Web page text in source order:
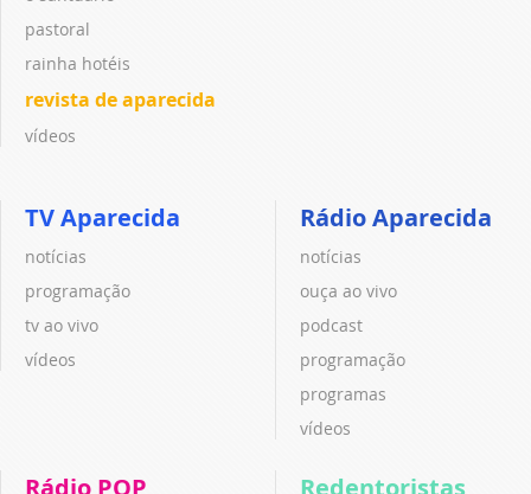
pastoral
rainha hotéis
revista de aparecida
vídeos
TV Aparecida
notícias
programação
tv ao vivo
vídeos
Rádio Aparecida
notícias
ouça ao vivo
podcast
programação
programas
vídeos
Rádio POP Redentoristas